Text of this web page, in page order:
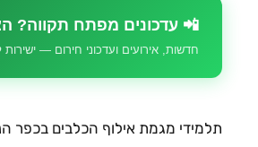
📲 עדכונים מפתח תקווה?
חדשות, אירועים ועדכוני חירום — ישירות
תלמידי מגמת אילוף הכלבים בכפר